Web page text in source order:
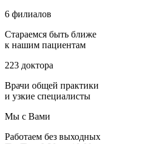
6 филиалов
Стараемся быть ближе
к нашим пациентам
223 доктора
Врачи общей практики
и узкие специалисты
Мы с Вами
Работаем без выходных